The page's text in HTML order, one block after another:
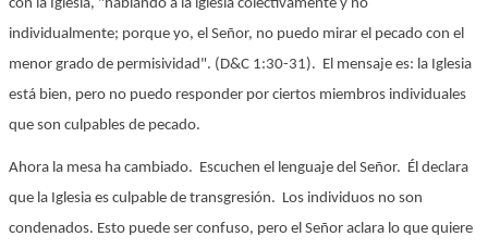
con la Iglesia, "hablando a la iglesia colectivamente y no
individualmente; porque yo, el Señor, no puedo mirar el pecado con el
menor grado de permisividad". (D&C 1:30-31). El mensaje es: la Iglesia
está bien, pero no puedo responder por ciertos miembros individuales
que son culpables de pecado.
Ahora la mesa ha cambiado. Escuchen el lenguaje del Señor. Él declara
que la Iglesia es culpable de transgresión. Los individuos no son
condenados. Esto puede ser confuso, pero el Señor aclara lo que quiere